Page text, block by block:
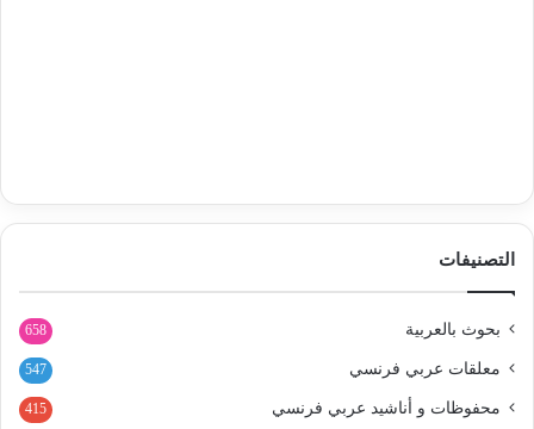
التصنيفات
بحوث بالعربية 658
معلقات عربي فرنسي 547
محفوظات و أناشيد عربي فرنسي 415